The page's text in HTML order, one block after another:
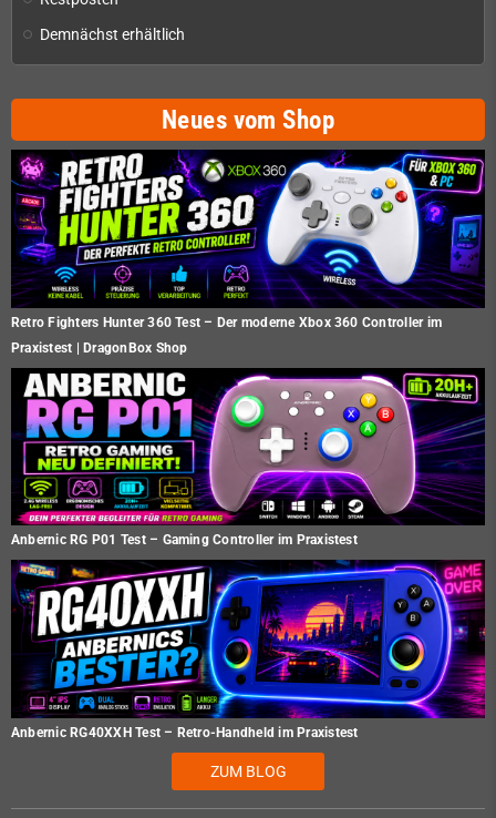
Demnächst erhältlich
Neues vom Shop
Retro Fighters Hunter 360 Test – Der moderne Xbox 360 Controller im
Praxistest | DragonBox Shop
Anbernic RG P01 Test – Gaming Controller im Praxistest
Anbernic RG40XXH Test – Retro-Handheld im Praxistest
ZUM BLOG